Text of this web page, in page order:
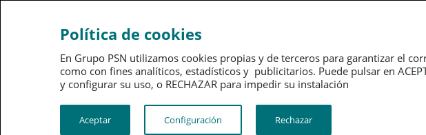
Ahorro
Política de cookies
En Grupo PSN utilizamos cookies propias y de terceros para garantizar el
como con fines analíticos, estadísticos y publicitarios. Puede pulsar en
y configurar su uso, o RECHAZAR para impedir su instalación​​​​​​​
Aceptar Configuración Rechazar